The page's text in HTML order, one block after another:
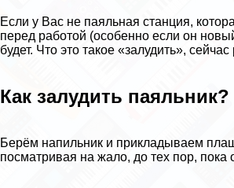
Если у Вас не паяльная станция,
перед работой (особенно если он
будет. Что это такое «залудить»,
Как залудить паяльник?
Берём напильник и прикладываем
посматривая на жало, до тех пор, пока